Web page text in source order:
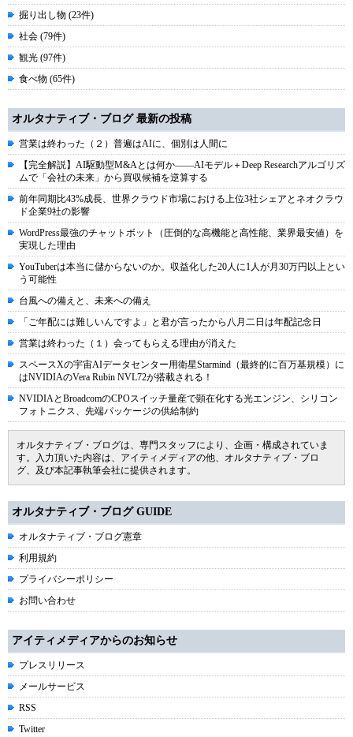
掘り出し物 (23件)
社会 (79件)
観光 (97件)
食べ物 (65件)
オルタナティブ・ブログ 最新の投稿
営業は終わった（２）普遍はAIに、個別は人間に
【完全解説】AI駆動型M&Aとは何か――AIモデル＋Deep Researchアルゴリズ
ムで「会社の未来」から買収候補を逆算する
前年同期比43%成長、世界クラウド市場における上位3社シェアとネオクラウ
ド企業9社の影響
WordPress最強のチャットボット（圧倒的な高機能と高性能、業界最安値）を
実現した理由
YouTuberは本当に儲からないのか。収益化した20人に1人が月30万円以上とい
う可能性
台風への備えと、未来への備え
「ご年配には難しいんですよ」と君が言ったから八月二日は年配記念日
営業は終わった（１）会ってもらえる理由が消えた
スペースXの宇宙AIデータセンター用衛星Starmind（最終的に百万基規模）に
はNVIDIAのVera Rubin NVL72が搭載される！
NVIDIAとBroadcomのCPOスイッチ量産で顕在化する光エンジン、シリコン
フォトニクス、先端パッケージの供給制約
オルタナティブ・ブログは、専門スタッフにより、企画・構成されていま
す。入力頂いた内容は、アイティメディアの他、オルタナティブ・ブロ
グ、及び本記事執筆会社に提供されます。
オルタナティブ・ブログ GUIDE
オルタナティブ・ブログ憲章
利用規約
プライバシーポリシー
お問い合わせ
アイティメディアからのお知らせ
プレスリリース
メールサービス
RSS
Twitter